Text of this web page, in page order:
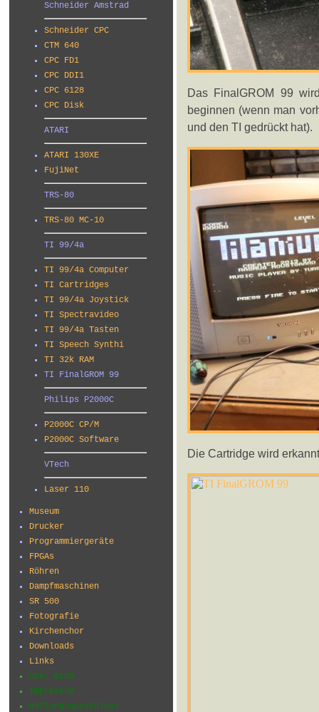
Schneider Amstrad
Schneider CPC
CTM 640
CPC FD1
CPC DDI1
CPC 6128
CPC Disk
ATARI
ATARI 130XE
FujiNet
TRS-80
TRS-80 MC-10
TI 99/4a
TI 99/4a Computer
TI Cartridges
TI 99/4a Joystick
TI Spectravideo
TI 99/4a Tasten
TI Speech Synthi
TI 32k RAM
TI FinalGROM 99
Philips P2000C
P2000C CP/M
P2000C Software
VTech
Laser 110
Museum
Drucker
Programmiergeräte
FPGAs
Röhren
Dampfmaschinen
SR 500
Fotografie
Kirchenchor
Downloads
Links
Über mich
Impressum
Haftungsausschluss
Das FinalGROM 99
beginnen (wenn man
und den TI gedrückt hat).
Die Cartridge wird